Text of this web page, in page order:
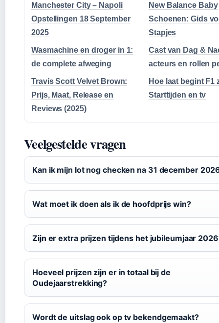
Manchester City – Napoli
Opstellingen 18 September
2025
New Balance Baby
Schoenen: Gids
Stapjes
Wasmachine en droger in 1:
de complete afweging
Cast van Dag &
acteurs en rollen
Travis Scott Velvet Brown:
Prijs, Maat, Release en
Reviews (2025)
Hoe laat begint F1
Starttijden en tv
Veelgestelde vragen
Kan ik mijn lot nog checken na 31 december
Wat moet ik doen als ik de hoofdprijs win?
Zijn er extra prijzen tijdens het jubileumjaar
Hoeveel prijzen zijn er in totaal bij de
Oudejaarstrekking?
Wordt de uitslag ook op tv bekendgemaakt?